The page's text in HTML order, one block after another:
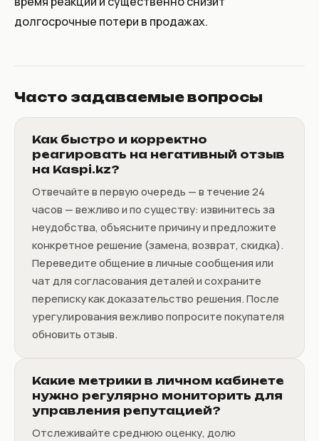
долгосрочные потери в продажах.
Часто задаваемые вопросы
Как быстро и корректно
реагировать на негативный отзыв
на Kaspi.kz?
Отвечайте в первую очередь — в течение 24
часов — вежливо и по существу: извинитесь за
неудобства, объясните причину и предложите
конкретное решение (замена, возврат, скидка).
Переведите общение в личные сообщения или
чат для согласования деталей и сохраните
переписку как доказательство решения. После
урегулирования вежливо попросите покупателя
обновить отзыв.
Какие метрики в личном кабинете
нужно регулярно мониторить для
управления репутацией?
Отслеживайте среднюю оценку, долю